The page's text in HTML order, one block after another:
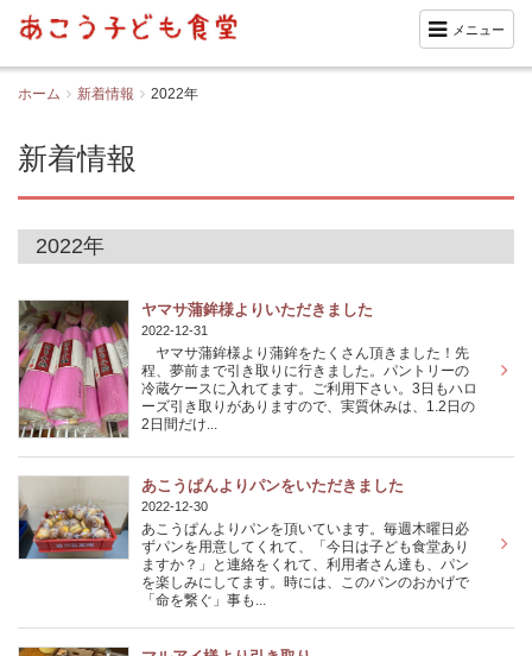
メニュー
ホーム 新着情報 2022年
新着情報
2022年
ヤマサ蒲鉾様よりいただきました
2022-12-31
ヤマサ蒲鉾様より蒲鉾をたくさん頂きました！先
程、夢前まで引き取りに行きました。パントリーの
冷蔵ケースに入れてます。ご利用下さい。3日もハロ
ーズ引き取りがありますので、実質休みは、1.2日の
2日間だけ...
あこうぱんよりパンをいただきました
2022-12-30
あこうぱんよりパンを頂いています。毎週木曜日必
ずパンを用意してくれて、「今日は子ども食堂あり
ますか？」と連絡をくれて、利用者さん達も、パン
を楽しみにしてます。時には、このパンのおかげで
「命を繋ぐ」事も...